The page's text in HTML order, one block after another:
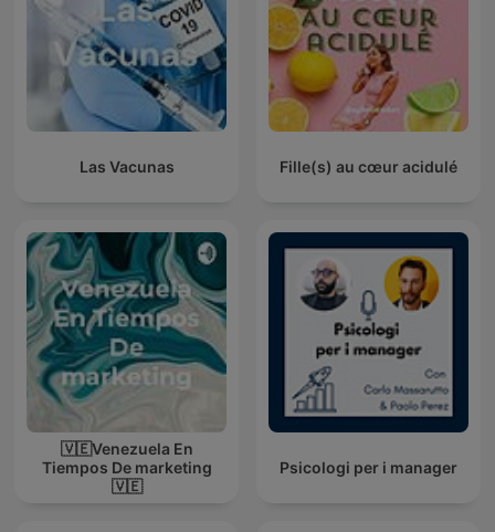
Las Vacunas Fille(s) au cœur acidulé
🇻🇪Venezuela En
Tiempos De marketing
🇻🇪
Psicologi per i manager